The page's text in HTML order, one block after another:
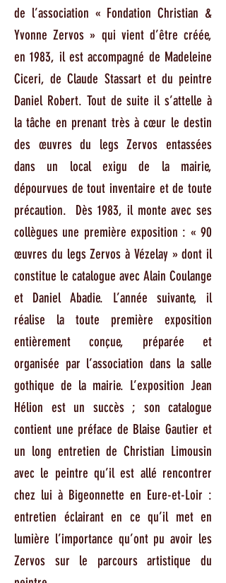
de l’association « Fondation Christian &
Yvonne Zervos » qui vient d’être créée,
en 1983, il est accompagné de Madeleine
Ciceri, de Claude Stassart et du peintre
Daniel Robert. Tout de suite il s’attelle à
la tâche en prenant très à cœur le destin
des œuvres du legs Zervos entassées
dans un local exigu de la mairie,
dépourvues de tout inventaire et de toute
précaution. Dès 1983, il monte avec ses
collègues une première exposition : « 90
œuvres du legs Zervos à Vézelay » dont il
constitue le catalogue avec Alain Coulange
et Daniel Abadie. L’année suivante, il
réalise la toute première exposition
entièrement conçue, préparée et
organisée par l’association dans la salle
gothique de la mairie. L’exposition Jean
Hélion est un succès ; son catalogue
contient une préface de Blaise Gautier et
un long entretien de Christian Limousin
avec le peintre qu’il est allé rencontrer
chez lui à Bigeonnette en Eure-et-Loir :
entretien éclairant en ce qu’il met en
lumière l’importance qu’ont pu avoir les
Zervos sur le parcours artistique du